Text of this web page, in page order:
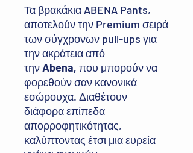
Τα βρακάκια ABENA Pants,
αποτελούν την Premium σειρά
των σύγχρονων pull-ups για
την ακράτεια από
τηνAbena, που μπορούν να
φορεθούν σαν κανονικά
εσώρουχα. Διαθέτουν
διάφορα επίπεδα
απορροφητικότητας,
καλύπτοντας έτσι μια ευρεία